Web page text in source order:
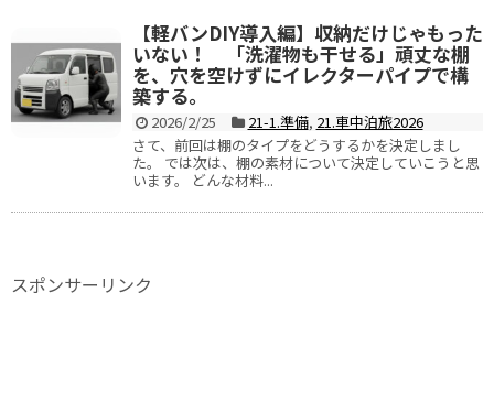
【軽バンDIY導入編】収納だけじゃもった
いない！ 「洗濯物も干せる」頑丈な棚
を、穴を空けずにイレクターパイプで構
築する。
2026/2/25 21-1.準備, 21.車中泊旅2026
さて、前回は棚のタイプをどうするかを決定しまし
た。 では次は、棚の素材について決定していこうと思
います。 どんな材料...
スポンサーリンク